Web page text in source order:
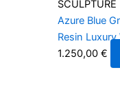
SCULPTURE
Azure Blue
Resin Luxury
1.250,00 €